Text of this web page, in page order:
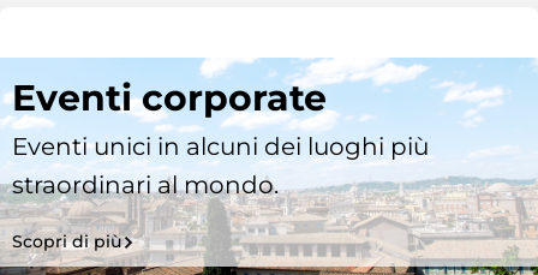
Eventi corporate
Eventi unici in alcuni dei luoghi più
straordinari al mondo.
Scopri di più